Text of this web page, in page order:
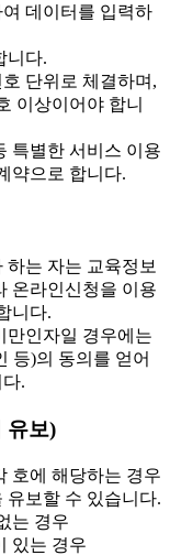
데이터를 입력하
니다.
단위로 체결하며,
이상이어야 합니
특별한 서비스 이용
약으로 합니다.
는 자는 교육정보
온라인신청을 이용
니다.
인자일 경우에는
등)의 동의를 얻어
.
유보)
호에 해당하는 경우
유보할 수 있습니다.
는 경우
있는 경우